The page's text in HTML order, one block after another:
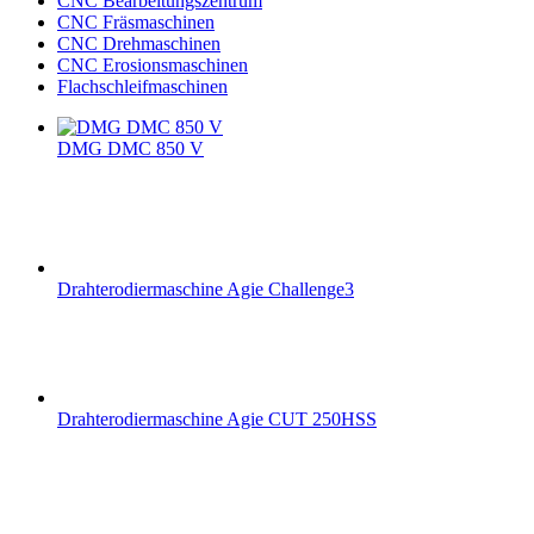
CNC Fräsmaschinen
CNC Drehmaschinen
CNC Erosionsmaschinen
Flachschleifmaschinen
DMG DMC 850 V
Drahterodiermaschine Agie Challenge3
Drahterodiermaschine Agie CUT 250HSS